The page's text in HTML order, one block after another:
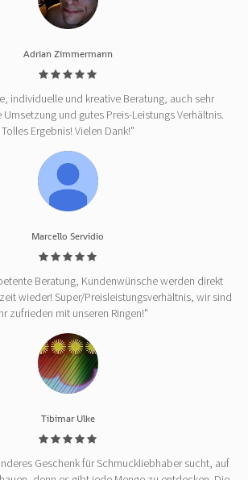
Adrian Zimmermann
individuelle und kreative Beratung, auch sehr
und gutes Preis-Leistungs Verhältnis.
Tolles Ergebnis! Vielen Dank!"
Marcello Servidio
Beratung, Kundenwünsche werden direkt
wieder! Super/Preisleistungsverhältnis, wir sind
zufrieden mit unseren Ringen!"
Tibimar Ulke
Geschenk für Schmuckliebhaber sucht, auf